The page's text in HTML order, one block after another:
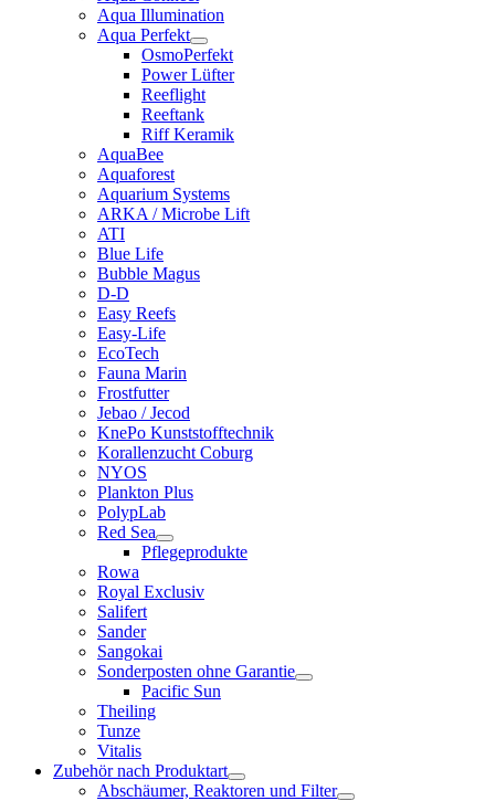
Aqua Illumination
Aqua Perfekt
OsmoPerfekt
Power Lüfter
Reeflight
Reeftank
Riff Keramik
AquaBee
Aquaforest
Aquarium Systems
ARKA / Microbe Lift
ATI
Blue Life
Bubble Magus
D-D
Easy Reefs
Easy-Life
EcoTech
Fauna Marin
Frostfutter
Jebao / Jecod
KnePo Kunststofftechnik
Korallenzucht Coburg
NYOS
Plankton Plus
PolypLab
Red Sea
Pflegeprodukte
Rowa
Royal Exclusiv
Salifert
Sander
Sangokai
Sonderposten ohne Garantie
Pacific Sun
Theiling
Tunze
Vitalis
Zubehör nach Produktart
Abschäumer, Reaktoren und Filter